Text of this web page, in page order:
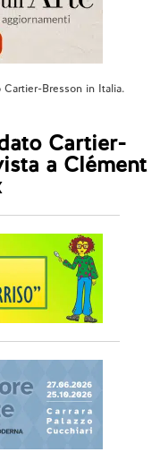
Bresson in Italia.
Cartier-
a Clément